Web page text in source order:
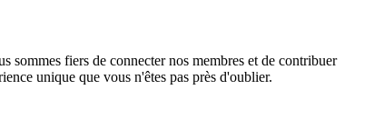
sommes fiers de connecter nos membres et de contribuer
unique que vous n'êtes pas près d'oublier.